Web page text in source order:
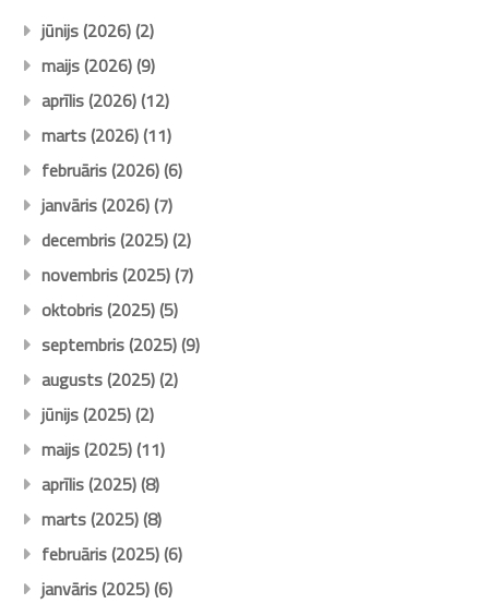
jūnijs (2026)(2)
maijs (2026)(9)
aprīlis (2026)(12)
marts (2026)(11)
februāris (2026)(6)
janvāris (2026)(7)
decembris (2025)(2)
novembris (2025)(7)
oktobris (2025)(5)
septembris (2025)(9)
augusts (2025)(2)
jūnijs (2025)(2)
maijs (2025)(11)
aprīlis (2025)(8)
marts (2025)(8)
februāris (2025)(6)
janvāris (2025)(6)